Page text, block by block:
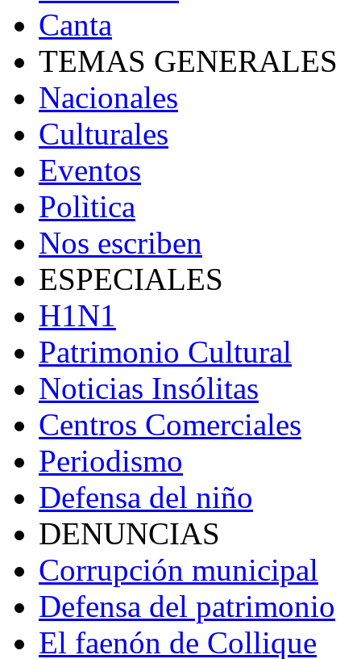
Canta
TEMAS GENERALES
Nacionales
Culturales
Eventos
Polìtica
Nos escriben
ESPECIALES
H1N1
Patrimonio Cultural
Noticias Insólitas
Centros Comerciales
Periodismo
Defensa del niño
DENUNCIAS
Corrupción municipal
Defensa del patrimonio
El faenón de Collique